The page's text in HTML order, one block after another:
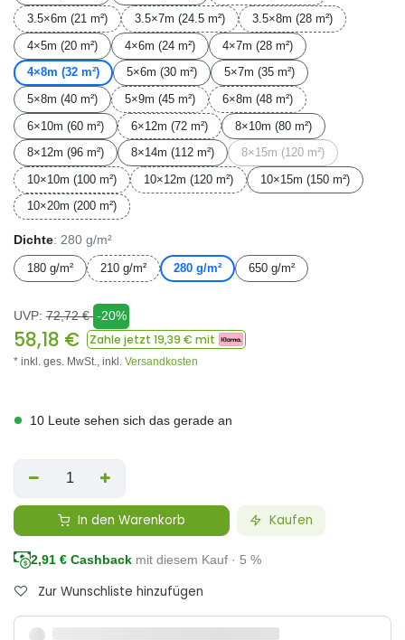
3.5×6m (21 m²)
3.5×7m (24.5 m²)
3.5×8m (28 m²)
4×5m (20 m²)
4×6m (24 m²)
4×7m (28 m²)
4×8m (32 m²)
5×6m (30 m²)
5×7m (35 m²)
5×8m (40 m²)
5×9m (45 m²)
6×8m (48 m²)
6×10m (60 m²)
6×12m (72 m²)
8×10m (80 m²)
8×12m (96 m²)
8×14m (112 m²)
8×15m (120 m²)
10×10m (100 m²)
10×12m (120 m²)
10×15m (150 m²)
10×20m (200 m²)
Dichte: 280 g/m²
180 g/m² 210 g/m² 280 g/m² 650 g/m²
UVP: 72,72€ -20%
58,18 € Zahle jetzt 19,39 € mit
* inkl. ges. MwSt., inkl. Versandkosten
10 Leute sehen sich das gerade an
In den Warenkorb Kaufen
2,91 € Cashback mit diesem Kauf · 5 %
Zur Wunschliste hinzufügen